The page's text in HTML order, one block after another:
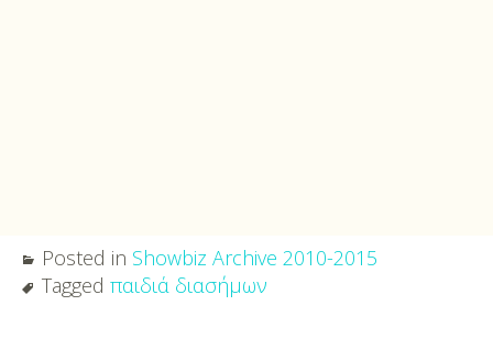
Posted in Showbiz Archive 2010-2015
Tagged παιδιά διασήμων